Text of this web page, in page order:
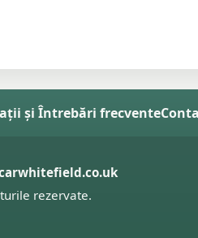
și Întrebări frecvente
rezervate.